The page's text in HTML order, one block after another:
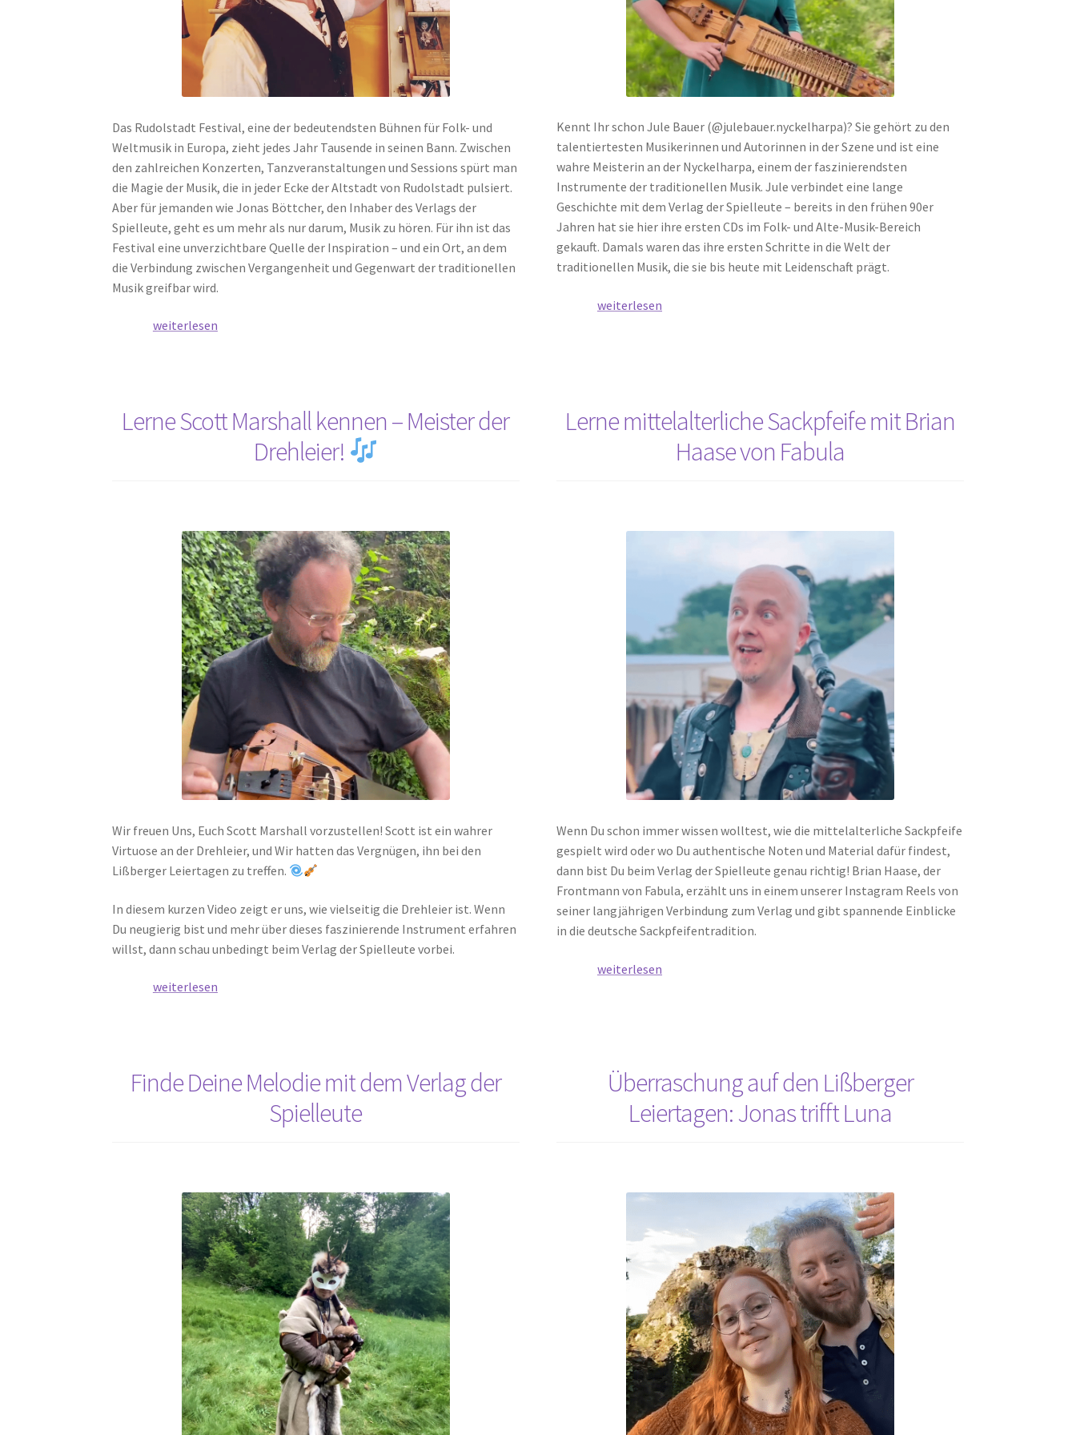
Das Rudolstadt Festival, eine der bedeutendsten Bühnen für Folk- und
Weltmusik in Europa, zieht jedes Jahr Tausende in seinen Bann. Zwischen
den zahlreichen Konzerten, Tanzveranstaltungen und Sessions spürt man
die Magie der Musik, die in jeder Ecke der Altstadt von Rudolstadt pulsiert.
Aber für jemanden wie Jonas Böttcher, den Inhaber des Verlags der
Spielleute, geht es um mehr als nur darum, Musik zu hören. Für ihn ist das
Festival eine unverzichtbare Quelle der Inspiration – und ein Ort, an dem
die Verbindung zwischen Vergangenheit und Gegenwart der traditionellen
Musik greifbar wird.
Jonas
Zwischen
weiterlesen
Kennt Ihr schon Jule Bauer (@julebauer.nyckelharpa)? Sie gehört zu den
talentiertesten Musikerinnen und Autorinnen in der Szene und ist eine
wahre Meisterin an der Nyckelharpa, einem der faszinierendsten
Instrumente der traditionellen Musik. Jule verbindet eine lange
Geschichte mit dem Verlag der Spielleute – bereits in den frühen 90er
Jahren hat sie hier ihre ersten CDs im Folk- und Alte-Musik-Bereich
gekauft. Damals waren das ihre ersten Schritte in die Welt der
traditionellen Musik, die sie bis heute mit Leidenschaft prägt.
Lerne
der
weiterlesen
Lerne Scott Marshall kennen – Meister der
Drehleier!
Wir freuen Uns, Euch Scott Marshall vorzustellen! Scott ist ein wahrer
Virtuose an der Drehleier, und Wir hatten das Vergnügen, ihn bei den
Lißberger Leiertagen zu treffen.
In diesem kurzen Video zeigt er uns, wie vielseitig die Drehleier ist. Wenn
Du neugierig bist und mehr über dieses faszinierende Instrument erfahren
willst, dann schau unbedingt beim Verlag der Spielleute vorbei.
Lerne
Meister
weiterlesen
Lerne mittelalterliche Sackpfeife mit Brian
Haase von Fabula
Wenn Du schon immer wissen wolltest, wie die mittelalterliche Sackpfeife
gespielt wird oder wo Du authentische Noten und Material dafür findest,
dann bist Du beim Verlag der Spielleute genau richtig! Brian Haase, der
Frontmann von Fabula, erzählt uns in einem unserer Instagram Reels von
seiner langjährigen Verbindung zum Verlag und gibt spannende Einblicke
in die deutsche Sackpfeifentradition.
Lerne
Haase
von
Fabula
weiterlesen
Finde Deine Melodie mit dem Verlag der
Spielleute
Überraschung auf den Lißberger
Leiertagen: Jonas trifft Luna